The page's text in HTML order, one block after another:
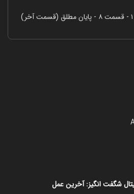
شگفت انگیز: آخرین عمل